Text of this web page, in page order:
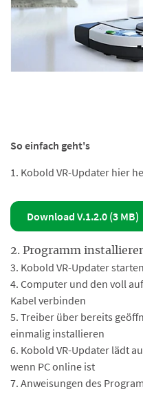
So einfach geht's
1. Kobold VR-Updater hier
Download V.1.2.0 (3 MB)
2. Programm
3. Kobold VR-Updater starten
4. Computer und den voll
Kabel verbinden
5. Treiber über bereits
einmalig installieren
6. Kobold VR-Updater lädt
wenn PC online ist
7. Anweisungen des